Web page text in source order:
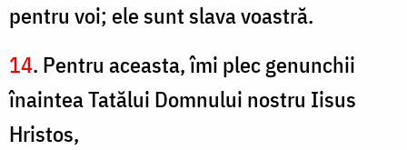
pentru voi; ele sunt slava voastră.
14. Pentru aceasta, îmi plec genunchii
înaintea Tatălui Domnului nostru Iisus
Hristos,